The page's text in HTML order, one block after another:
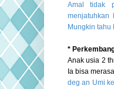
Amal tidak
menjatuhkan
Mungkin tahu
*
Anak usia 2
Ia bisa
deg an Umi